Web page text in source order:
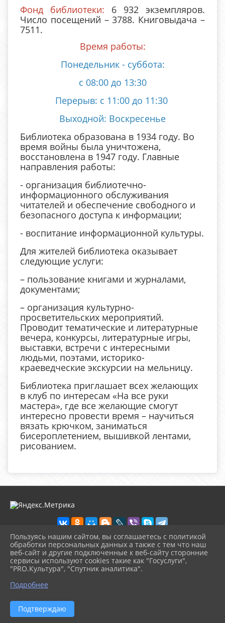
Фонд библиотеки: 6 932 экземпляров.
Число посещений – 3788. Книговыдача –
7511.
Время работы:
Понедельник - суббота:
с 08:00 до 13:30
Перерыв: с 11:00 до 11:30
Выходной: Воскресенье
Библиотека образована в 1934 году. Во
время войны была уничтожена,
восстановлена в 1947 году. Главные
направления работы:
- организация библиотечно-
информационного обслуживания
читателей и обеспечение свободного и
безопасного доступа к информации;
- воспитание информационной культуры.
Для жителей библиотека оказывает
следующие услуги:
– пользование книгами и журналами,
документами;
– организация культурно-
просветительских мероприятий.
Проводит тематические и литературные
вечера, конкурсы, литературные игры,
выставки, встречи с интересными
людьми, поэтами, историко-
краеведческие экскурсии на мельницу.
Библиотека приглашает всех желающих
в клуб по интересам «На все руки
мастера», где все желающие смогут
интересно провести время – научиться
вязать крючком, заниматься
бисероплетением, вышивкой лентами,
рисованием.
2026 г. biblioteka-city.ru
Вход
Карта сайта
Политика обработки персональных данных
Сделано на KubCMS
Разработка и поддержка
Пользуясь нашим сайтом, вы соглашаетесь с политикой
обработки персональных данных а также с тем что наш
веб-сайт и другие подключенные к веб-сайту сторонние
сервисы используют cookies такие как "Госуслуги",
"PRO.Культура", "Спутник аналитика".
Подробнее
Подтверждаю